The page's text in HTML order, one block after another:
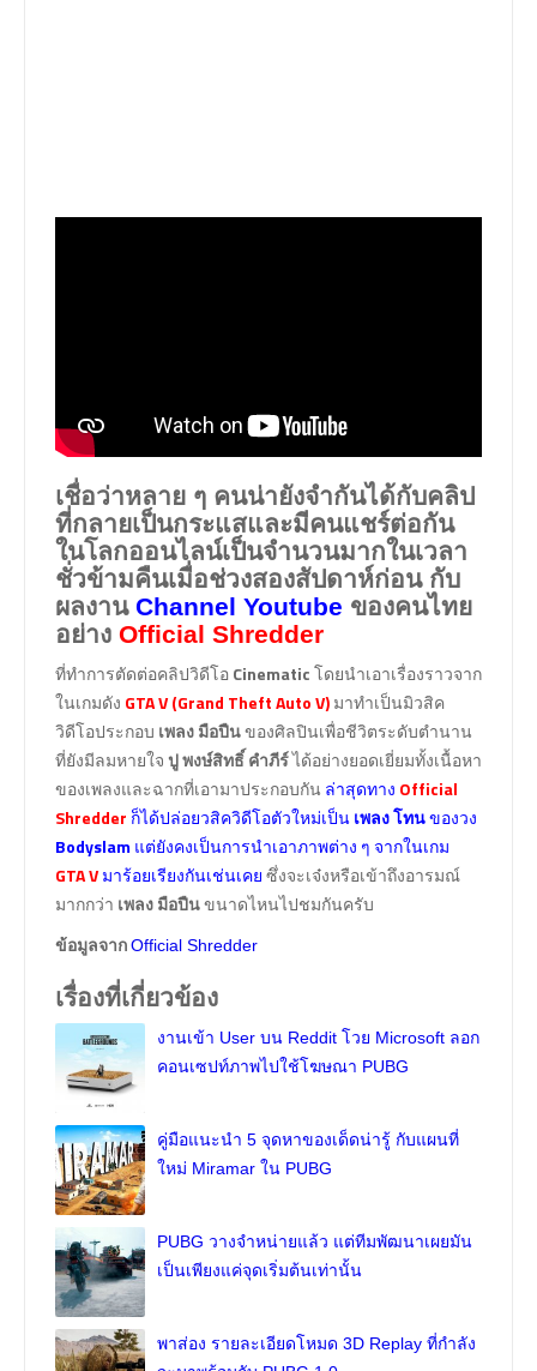
เชื่อว่าหลาย ๆ คนน่ายังจำกันได้กับคลิป
ที่กลายเป็นกระแสและมีคนแชร์ต่อกัน
ในโลกออนไลน์เป็นจำนวนมากในเวลา
ชั่วข้ามคืนเมื่อช่วงสองสัปดาห์ก่อน กับ
ผลงาน Channel Youtube ของคนไทย
อย่าง Official Shredder
ที่ทำการตัดต่อคลิปวิดีโอCinematicโดยนำเอาเรื่องราวจาก
ในเกมดัง GTA V (Grand Theft Auto V)มาทำเป็นมิวสิค
วิดีโอประกอบ เพลง มือปืนของศิลปินเพื่อชีวิตระดับตำนาน
ที่ยังมีลมหายใจปู พงษ์สิทธิ์ คำภีร์ได้อย่างยอดเยี่ยมทั้งเนื้อหา
ของเพลงและฉากที่เอามาประกอบกัน ล่าสุดทาง Official
Shredder ก็ได้ปล่อยวสิควิดีโอตัวใหม่เป็นเพลง โทนของวง
Bodyslamแต่ยังคงเป็นการนำเอาภาพต่าง ๆ จากในเกม
GTA Vมาร้อยเรียงกันเช่นเคยซึ่งจะเจ๋งหรือเข้าถึงอารมณ์
มากกว่า เพลง มือปืนขนาดไหนไปชมกันครับ
ข้อมูลจากOfficial Shredder
เรื่องที่เกี่ยวข้อง
งานเข้า User บน Reddit โวย Microsoft ลอก
คอนเซปท์ภาพไปใช้โฆษณา PUBG
คู่มือแนะนำ 5 จุดหาของเด็ดน่ารู้ กับแผนที่
ใหม่ Miramar ใน PUBG
PUBG วางจำหน่ายแล้ว แต่ทีมพัฒนาเผยมัน
เป็นเพียงแค่จุดเริ่มต้นเท่านั้น
พาส่อง รายละเอียดโหมด 3D Replay ที่กำลัง